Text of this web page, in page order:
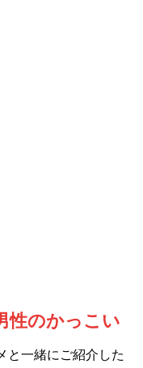
性のかっこい
と一緒にご紹介した